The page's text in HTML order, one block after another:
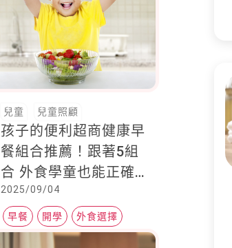
兒童 兒童照顧
孩子的便利超商健康早
餐組合推薦！跟著5組
合 外食學童也能正確
補充營養
2025/09/04
早餐 開學 外食選擇